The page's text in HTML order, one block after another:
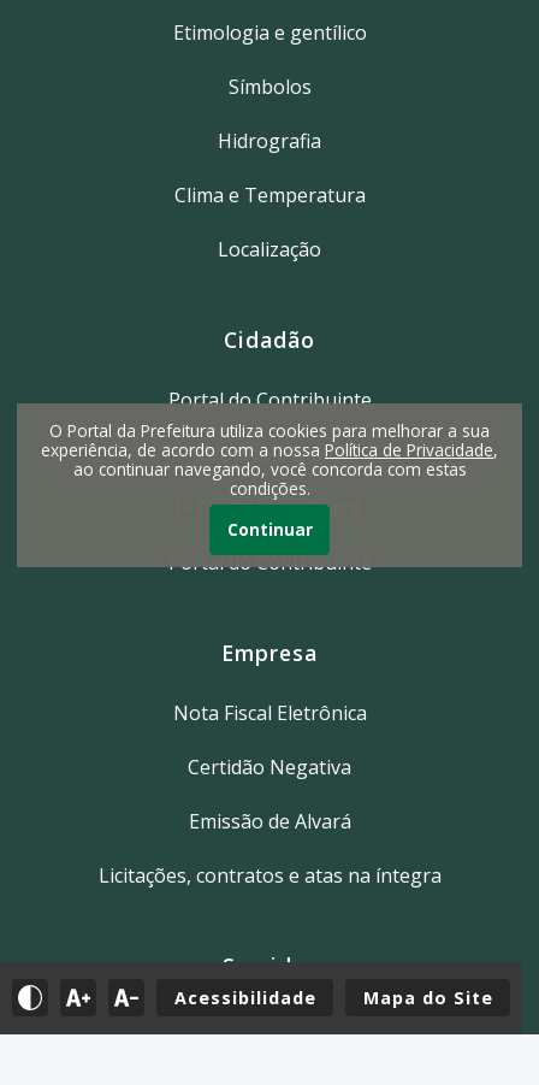
Acessibilidade Mapa do Site
Etimologia e gentílico
Símbolos
Hidrografia
Clima e Temperatura
Localização
Cidadão
Portal do Contribuinte
Protocolo e-SIC
IPTU 2ª Via do Carnê
Portal do Contribuinte
Empresa
Nota Fiscal Eletrônica
Certidão Negativa
Emissão de Alvará
Licitações, contratos e atas na íntegra
Servidor
O Portal da Prefeitura utiliza cookies para melhorar a sua
experiência, de acordo com a nossa Política de Privacidade,
ao continuar navegando, você concorda com estas
condições.
Continuar